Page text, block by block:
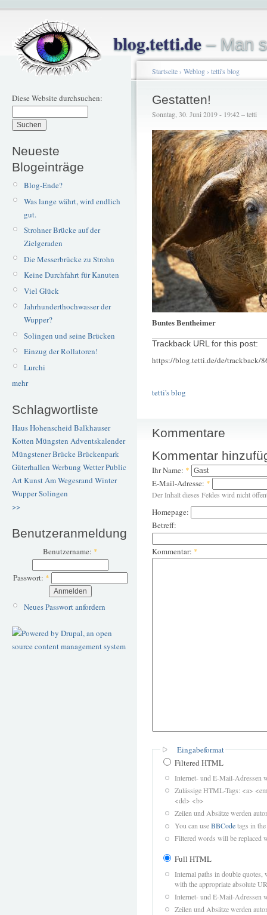
blog.tetti.de– Man
Diese Website durchsuchen:
Neueste
Blogeinträge
Blog-Ende?
Was lange währt, wird endlich
gut.
Strohner Brücke auf der
Zielgeraden
Die Messerbrücke zu Strohn
Keine Durchfahrt für Kanuten
Viel Glück
Jahrhunderthochwasser der
Wupper?
Solingen und seine Brücken
Einzug der Rollatoren!
Lurchi
mehr
Schlagwortliste
Haus Hohenscheid Balkhauser
Kotten Müngsten Adventskalender
Müngstener BrückeBrückenpark
Güterhallen Werbung WetterPublic
ArtKunstAm Wegesrand Winter
WupperSolingen
>>
Benutzeranmeldung
Benutzername: *
Passwort: *
Neues Passwort anfordern
Startseite› Weblog› tetti's blog
Gestatten!
Sonntag, 30. Juni 2019 - 19:42 – tetti
Buntes Bentheimer
Trackback URL for this post:
https://blog.tetti.de/de/trackback/
tetti's blog
Kommentare
Kommentar
Ihr Name: *
E-Mail-Adresse: *
Der Inhalt dieses Feldes wird nicht
Homepage:
Betreff:
Kommentar: *
Eingabeformat
Filtered HTML
Internet- und E-Mail-Adressen
Zulässige HTML-Tags: <a>
<dd> <b>
Zeilen und Absätze werden
You can useBBCodetags in
Filtered words will be replaced
Full HTML
Internal paths in double quotes,
with the appropriate absolute
Internet- und E-Mail-Adressen
Zeilen und Absätze werden